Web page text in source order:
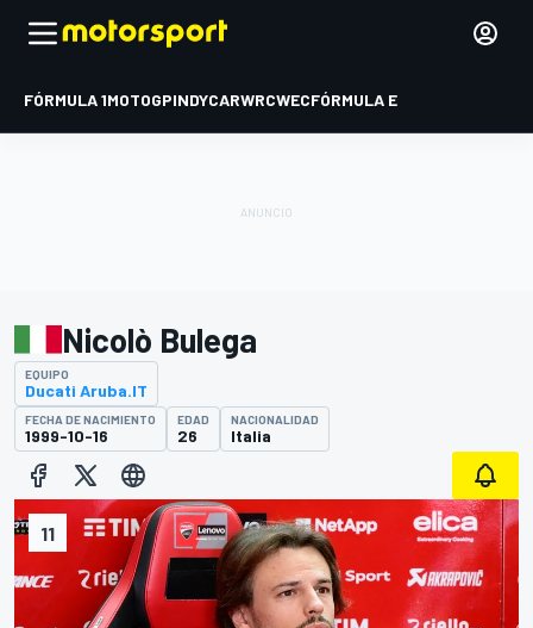
FÓRMULA 1MOTOGPINDYCARWRCWECFÓRMULA E
11
Nicolò Bulega
EQUIPO
Ducati Aruba.IT
FECHA DE NACIMIENTO
1999-10-16
EDAD
26
NACIONALIDAD
Italia